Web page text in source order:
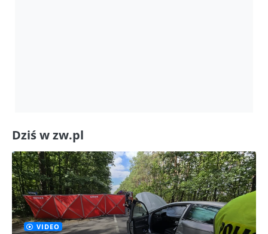
Dziś w zw.pl
VIDEO